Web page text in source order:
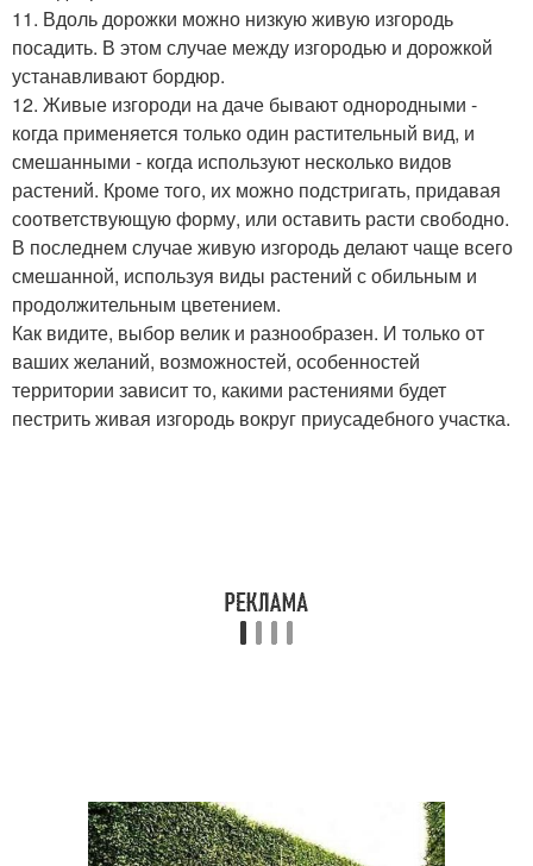
11. Вдоль дорожки можно низкую живую изгородь
посадить. В этом случае между изгородью и дорожкой
устанавливают бордюр.
12. Живые изгороди на даче бывают однородными -
когда применяется только один растительный вид, и
смешанными - когда используют несколько видов
растений. Кроме того, их можно подстригать, придавая
соответствующую форму, или оставить расти свободно.
В последнем случае живую изгородь делают чаще всего
смешанной, используя виды растений с обильным и
продолжительным цветением.
Как видите, выбор велик и разнообразен. И только от
ваших желаний, возможностей, особенностей
территории зависит то, какими растениями будет
пестрить живая изгородь вокруг приусадебного участка.